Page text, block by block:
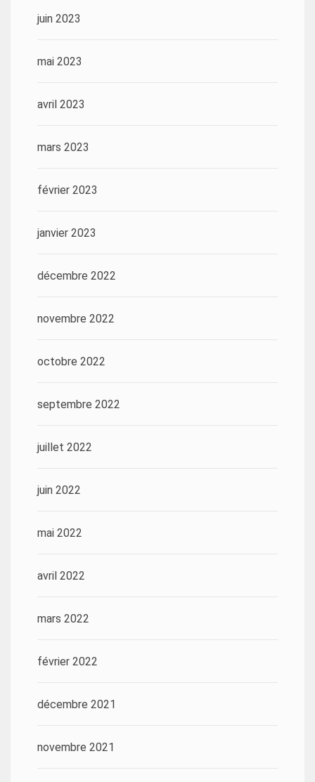
juin 2023
mai 2023
avril 2023
mars 2023
février 2023
janvier 2023
décembre 2022
novembre 2022
octobre 2022
septembre 2022
juillet 2022
juin 2022
mai 2022
avril 2022
mars 2022
février 2022
décembre 2021
novembre 2021